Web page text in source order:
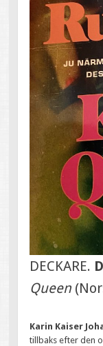
DECKARE.
Queen
Karin Kaiser
tillbaks efter den